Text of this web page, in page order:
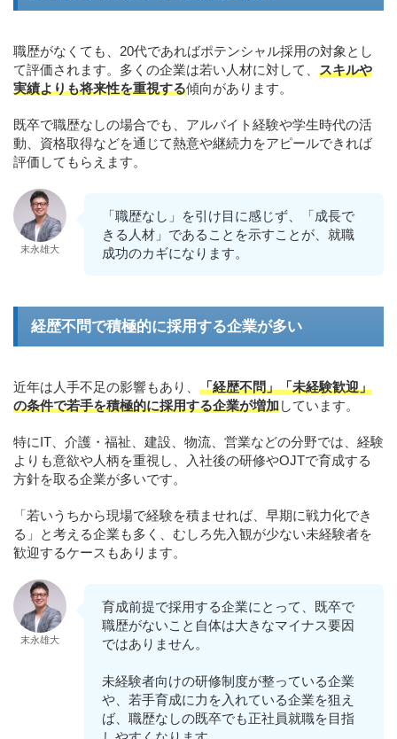
職歴がなくても、20代であればポテンシャル採用の対象とし
て評価されます。多くの企業は若い人材に対して、 スキルや
実績よりも将来性を重視する傾向があります。
既卒で職歴なしの場合でも、アルバイト経験や学生時代の活
動、資格取得などを通じて熱意や継続力をアピールできれば
評価してもらえます。
末永雄大
「職歴なし」を引け目に感じず、「成長で
きる人材」であることを示すことが、就職
成功のカギになります。
経歴不問で積極的に採用する企業が多い
近年は人手不足の影響もあり、 「経歴不問」「未経験歓迎」
の条件で若手を積極的に採用する企業が増加しています。
特にIT、介護・福祉、建設、物流、営業などの分野では、経験
よりも意欲や人柄を重視し、入社後の研修やOJTで育成する
方針を取る企業が多いです。
「若いうちから現場で経験を積ませれば、早期に戦力化でき
る」と考える企業も多く、むしろ先入観が少ない未経験者を
歓迎するケースもあります。
末永雄大
育成前提で採用する企業にとって、既卒で
職歴がないこと自体は大きなマイナス要因
ではありません。
未経験者向けの研修制度が整っている企業
や、若手育成に力を入れている企業を狙え
ば、職歴なしの既卒でも正社員就職を目指